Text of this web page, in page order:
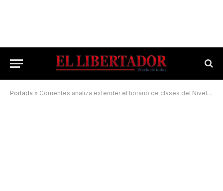
Portada » Corrientes analiza extender el horario de clases del Nivel Primario